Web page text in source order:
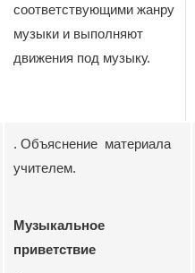
соответствующими жанру
музыки и выполняют
движения под музыку.
. Объяснение материала
учителем.
Музыкальное
приветствие